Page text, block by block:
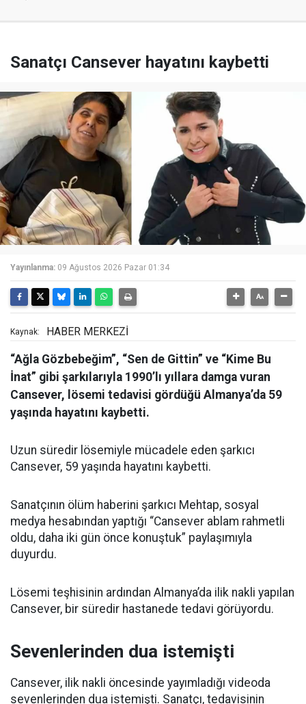
Sanatçı Cansever hayatını kaybetti
Yayınlanma: 09 Ağustos 2026 Pazar 01:34
Kaynak: HABER MERKEZİ
“Ağla Gözbebeğim”, “Sen de Gittin” ve “Kime Bu
İnat” gibi şarkılarıyla 1990’lı yıllara damga vuran
Cansever, lösemi tedavisi gördüğü Almanya’da 59
yaşında hayatını kaybetti.
Uzun süredir lösemiyle mücadele eden şarkıcı
Cansever, 59 yaşında hayatını kaybetti.
Sanatçının ölüm haberini şarkıcı Mehtap, sosyal
medya hesabından yaptığı “Cansever ablam rahmetli
oldu, daha iki gün önce konuştuk” paylaşımıyla
duyurdu.
Lösemi teşhisinin ardından Almanya’da ilik nakli yapılan
Cansever, bir süredir hastanede tedavi görüyordu.
Sevenlerinden dua istemişti
Cansever, ilik nakli öncesinde yayımladığı videoda
sevenlerinden dua istemişti. Sanatçı, tedavisinin